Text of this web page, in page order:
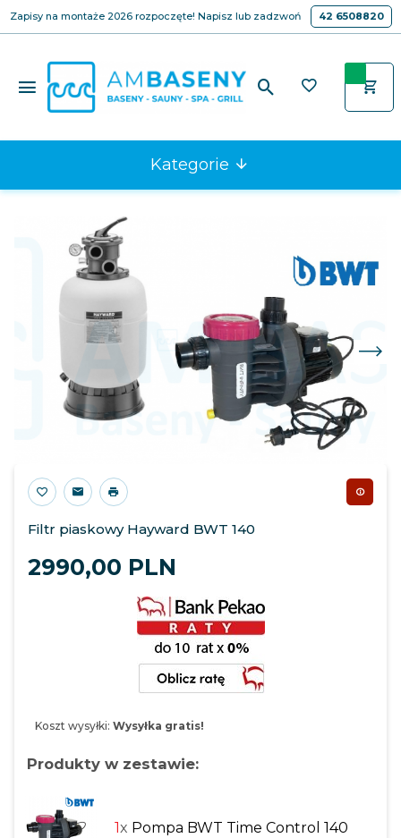
Zapisy na montaże 2026 rozpoczęte! Napisz lub zadzwoń 42 6508820
Kategorie
Filtr piaskowy Hayward BWT 140
2990,00 PLN
Koszt wysyłki: Wysyłka gratis!
Produkty w zestawie:
1x Pompa BWT Time Control 140